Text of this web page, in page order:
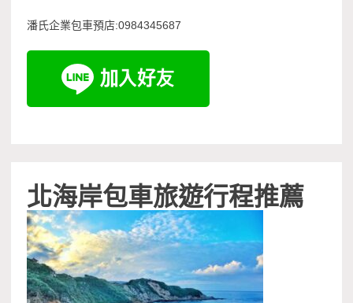
潘氏企業包車預店:0984345687
北海岸包車旅遊行程推薦